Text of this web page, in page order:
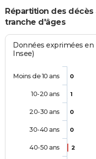
Répartition des
tranche d'âges
Données exprimées en
Insee)
0
1
0
0
2
Moins de 10 ans
10-20 ans
20-30 ans
30-40 ans
40-50 ans